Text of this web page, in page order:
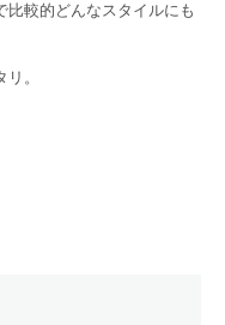
較的どんなスタイルにも
。